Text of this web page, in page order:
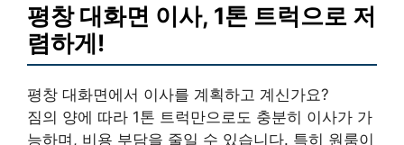
평창 대화면 이사, 1톤 트럭으로 저
렴하게!
평창 대화면에서 이사를 계획하고 계신가요?
짐의 양에 따라 1톤 트럭만으로도 충분히 이사가 가
능하며, 비용 부담을 줄일 수 있습니다. 특히 원룸이